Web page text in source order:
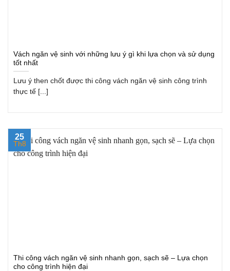
Vách ngăn vệ sinh với những lưu ý gì khi lựa chọn và sử dụng
tốt nhất
Lưu ý then chốt được thi công vách ngăn vệ sinh công trình
thực tế [...]
Thi công vách ngăn vệ sinh nhanh gọn, sạch sẽ – Lựa chọn
cho công trình hiện đại
25
Th8